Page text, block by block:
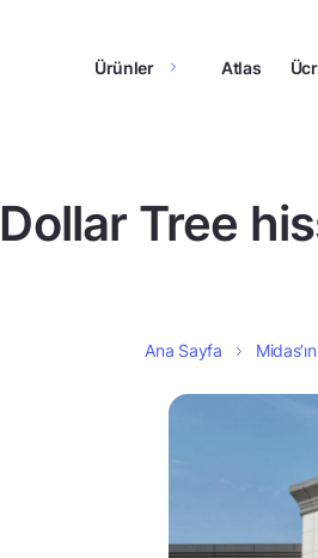
Ürünler Atlas
Dollar Tree
Ana Sayfa